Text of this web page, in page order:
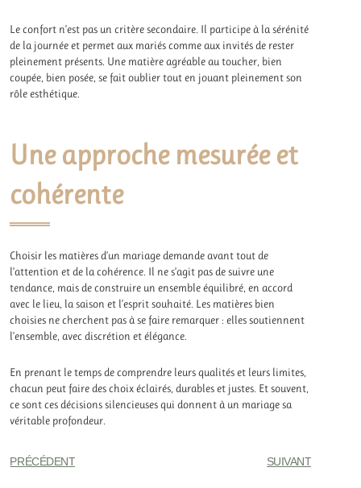
Le confort n’est pas un critère secondaire. Il participe à la sérénité
de la journée et permet aux mariés comme aux invités de rester
pleinement présents. Une matière agréable au toucher, bien
coupée, bien posée, se fait oublier tout en jouant pleinement son
rôle esthétique.
Une approche mesurée et
cohérente
Choisir les matières d’un mariage demande avant tout de
l’attention et de la cohérence. Il ne s’agit pas de suivre une
tendance, mais de construire un ensemble équilibré, en accord
avec le lieu, la saison et l’esprit souhaité. Les matières bien
choisies ne cherchent pas à se faire remarquer : elles soutiennent
l’ensemble, avec discrétion et élégance.
En prenant le temps de comprendre leurs qualités et leurs limites,
chacun peut faire des choix éclairés, durables et justes. Et souvent,
ce sont ces décisions silencieuses qui donnent à un mariage sa
véritable profondeur.
PRÉCÉDENT SUIVANT